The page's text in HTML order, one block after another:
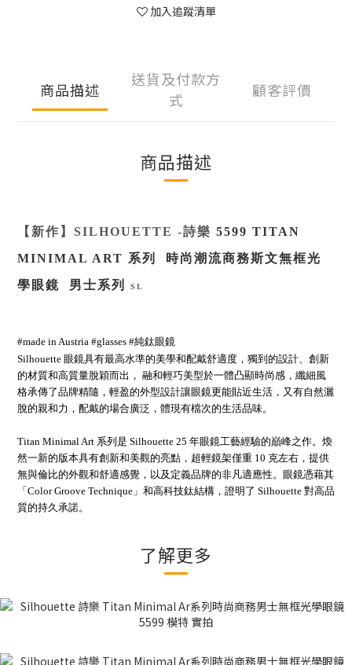
加入追蹤清單
商品描述
送貨及付款方
式
顧客評價
商品描述
【新作】 SILHOUETTE -詩樂 5599 TITAN
MINIMAL ART 系列 時尚潮流商務斯文無框光
學眼鏡 男士系列
SL
#made in Austria #glasses #純鈦眼鏡
Silhouette 眼鏡具有最高水準的美學和配戴舒適度，獨到的設計、創新
的材質和高質量脫穎而出， 融和輕巧美型於一體凸顯時尚感，纖細風
格承傳了品牌精隨，輕盈的外型設計讓眼鏡更能貼近生活，又有自然灑
脫的親和力，配戴的場合廣泛，體現有檔次的生活品味。
Titan Minimal Art 系列是 Silhouette 25 年眼鏡工藝經驗的巔峰之作。煥
然一新的版本具有創新和美觀的亮點，超輕鏡架僅重 10 克左右，提供
無與倫比的外觀和舒適感覺，以及定義品牌的非凡適應性。眼鏡憑藉其
「Color Groove Technique」和高科技鈦結構，證明了 Silhouette 對高品
質的持久承諾。
了解更多